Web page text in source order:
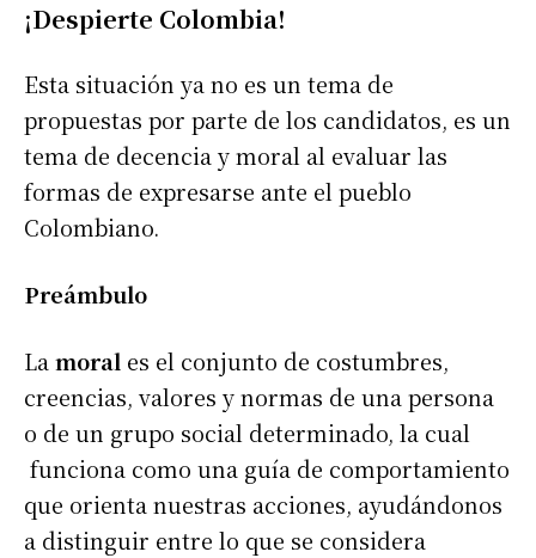
¡Despierte Colombia!
Esta situación ya no es un tema de
propuestas por parte de los candidatos, es un
tema de decencia y moral al evaluar las
formas de expresarse ante el pueblo
Colombiano.
Preámbulo
La moral es el conjunto de costumbres,
creencias, valores y normas de una persona
o de un grupo social determinado, la cual
funciona como una guía de comportamiento
que orienta nuestras acciones, ayudándonos
a distinguir entre lo que se considera